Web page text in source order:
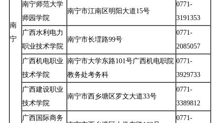
南
宁
南宁师范大学
师园学院
南宁市江南区明阳大道15号
0771-
3191353
广西水利电力
职业技术学院
南宁市长堽路99号
0771-
2085057
广西机电职业
技术学院
南宁市大学东路101号广西机电职院
教务处考务科
0771-
3929733
广西建设职业
技术学院
南宁市西乡塘区罗文大道33号
0771-
3389812
广西国际商务
0771-